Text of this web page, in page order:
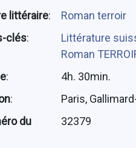
littéraire:
Roman terroir
clés: Littérature
Roman
:
4h. 30min.
:
Paris,
du
32379